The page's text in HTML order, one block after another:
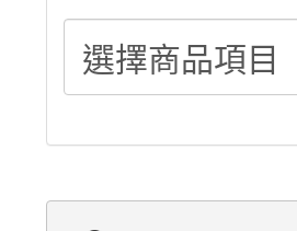
堆高機販售(
重型架販售
重型架租賃